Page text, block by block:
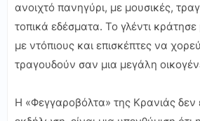
ανοιχτό πανηγύρι, με μουσικές,
τοπικά εδέσματα. Το γλέντι
με ντόπιους και επισκέπτες να
τραγουδούν σαν μια μεγάλη
Η «Φεγγαροβόλτα» της Κρανιάς δεν